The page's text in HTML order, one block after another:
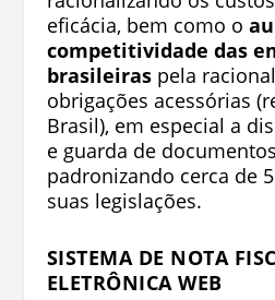
eficácia, bem como o
competitividade das
brasileiraspela
obrigações acessórias
Brasil), em especial a
e guarda de
padronizando cerca de
suas legislações.
SISTEMA DE NOTA
ELETRÔNICA WEB